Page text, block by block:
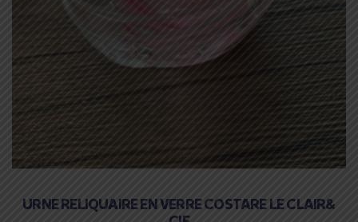
URNE RELIQUAIRE EN VERRE COSTARE LE CLAIR&